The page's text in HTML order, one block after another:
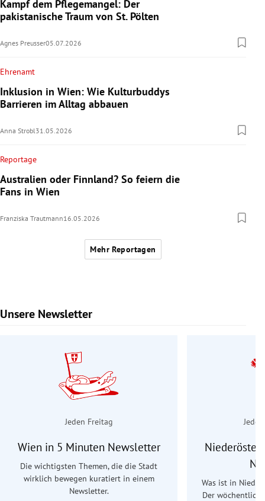
Kampf dem Pflegemangel: Der
pakistanische Traum von St. Pölten
Agnes Preusser05.07.2026
Ehrenamt
Inklusion in Wien: Wie Kulturbuddys
Barrieren im Alltag abbauen
Anna Strobl 31.05.2026
Reportage
Australien oder Finnland? So feiern die
Fans in Wien
Franziska Trautmann16.05.2026
Mehr Reportagen
Unsere Newsletter
Slide 1 von 9
Jeden Freitag
Wien in 5 Minuten Newsletter
Die wichtigsten Themen, die die Stadt
wirklich bewegen kuratiert in einem
Newsletter.
Was ist in
Der